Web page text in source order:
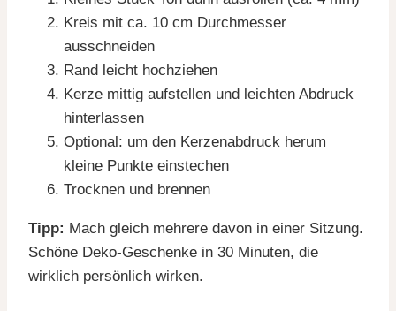
Kreis mit ca. 10 cm Durchmesser
ausschneiden
Rand leicht hochziehen
Kerze mittig aufstellen und leichten Abdruck
hinterlassen
Optional: um den Kerzenabdruck herum
kleine Punkte einstechen
Trocknen und brennen
Tipp: Mach gleich mehrere davon in einer Sitzung.
Schöne Deko-Geschenke in 30 Minuten, die
wirklich persönlich wirken.